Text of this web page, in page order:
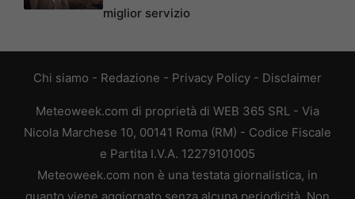
miglior servizio
Chi siamo - Redazione - Privacy Policy - Disclaimer
Meteoweek.com di proprietà di WEB 365 SRL - Via
Nicola Marchese 10, 00141 Roma (RM) - Codice Fiscale
e Partita I.V.A. 12279101005
Meteoweek.com non è una testata giornalistica, in